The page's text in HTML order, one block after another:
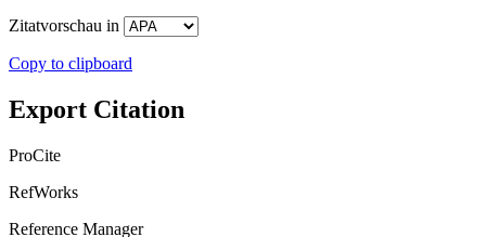
Zitatvorschau in
Copy to clipboard
Export Citation
ProCite
RefWorks
Reference Manager